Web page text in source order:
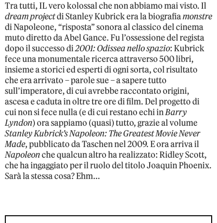
Tra tutti, IL vero kolossal che non abbiamo mai visto. Il
dream projectdi Stanley Kubrick era la biografiamonstre
di Napoleone, “risposta” sonora al classico del cinema
muto diretto da Abel Gance. Fu l’ossessione del regista
dopo il successo di2001: Odissea nello spazio: Kubrick
fece una monumentale ricerca attraverso 500 libri,
insieme a storici ed esperti di ogni sorta, col risultato
che era arrivato – parole sue – a sapere tutto
sull’imperatore, di cui avrebbe raccontato origini,
ascesa e caduta in oltre tre ore di film. Del progetto di
cui non si fece nulla (e di cui restano echi inBarry
Lyndon) ora sappiamo (quasi) tutto, grazie al volume
Stanley Kubrick’s Napoleon: The Greatest Movie Never
Made, pubblicato da Taschen nel 2009. E ora arriva il
Napoleonche qualcun altro ha realizzato: Ridley Scott,
che ha ingaggiato per il ruolo del titolo Joaquin Phoenix.
Sarà la stessa cosa? Ehm…